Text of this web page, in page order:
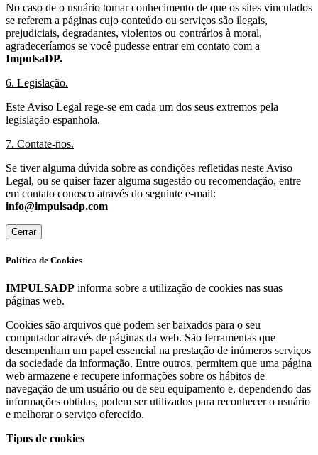
No caso de o usuário tomar conhecimento de que os sites vinculados
se referem a páginas cujo conteúdo ou serviços são ilegais,
prejudiciais, degradantes, violentos ou contrários à moral,
agradeceríamos se você pudesse entrar em contato com a
ImpulsaDP.
6. Legislação.
Este Aviso Legal rege-se em cada um dos seus extremos pela
legislação espanhola.
7. Contate-nos.
Se tiver alguma dúvida sobre as condições refletidas neste Aviso
Legal, ou se quiser fazer alguma sugestão ou recomendação, entre
em contato conosco através do seguinte e-mail:
info@impulsadp.com​​​​​​​
Cerrar
Política de Cookies
IMPULSADP informa sobre a utilização de cookies nas suas
páginas web.
Cookies são arquivos que podem ser baixados para o seu
computador através de páginas da web. São ferramentas que
desempenham um papel essencial na prestação de inúmeros serviços
da sociedade da informação. Entre outros, permitem que uma página
web armazene e recupere informações sobre os hábitos de
navegação de um usuário ou de seu equipamento e, dependendo das
informações obtidas, podem ser utilizados para reconhecer o usuário
e melhorar o serviço oferecido.
Tipos de cookies